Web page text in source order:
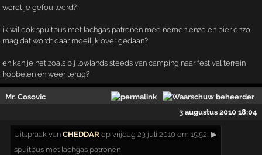
wordt je gefouileerd?
ik wil ook spuitbus met lachgas patronen mee nemen enzo en bier enzo
mag dat wordt daar moeilijk over gedaan?
en kan je net zoals bij lowlands steeds van camping naar festival terrein
hobbelen en weer terug?
Mr. Cosovic
3 augustus 2010 18:04
Uitspraak vanCHEDDAR op vrijdag 23 juli 2010 om 15:52: ▶
spuitbus met lachgas patronen